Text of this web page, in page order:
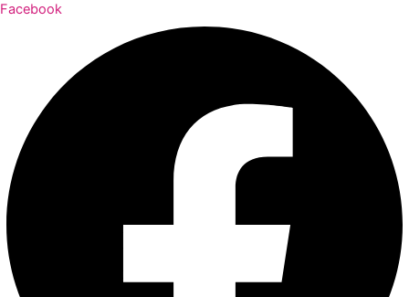
Facebook